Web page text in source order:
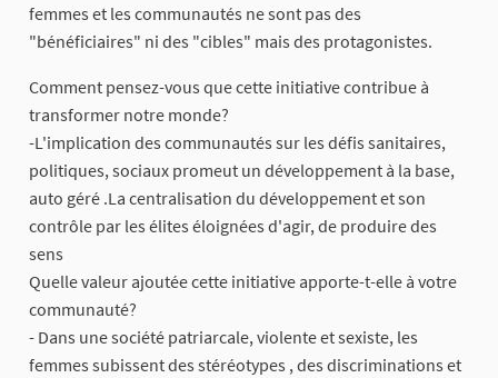
femmes et les communautés ne sont pas des
"bénéficiaires" ni des "cibles" mais des protagonistes.
Comment pensez-vous que cette initiative contribue à
transformer notre monde?
-L'implication des communautés sur les défis sanitaires,
politiques, sociaux promeut un développement à la base,
auto géré .La centralisation du développement et son
contrôle par les élites éloignées d'agir, de produire des
sens
Quelle valeur ajoutée cette initiative apporte-t-elle à votre
communauté?
- Dans une société patriarcale, violente et sexiste, les
femmes subissent des stéréotypes , des discriminations et